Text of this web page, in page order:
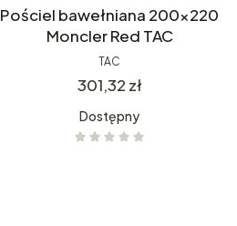
Pościel bawełniana 200x220
Moncler Red TAC
TAC
Cena
301,32 zł
Dostępny